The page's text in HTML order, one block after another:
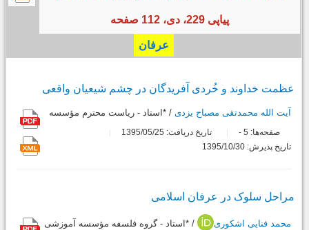
پیاپی 229، دی، 112 صفحه
عرفان
عظمت خداوند و خُردى آفریدگان در چشم شیعیان واقعى
آیت الله محمدتقی مصباح یزدی / *استاد - ریاست محترم مؤسسه
صفحه‌ها: 5
-
تاریخ دریافت: 1395/05/25
تاریخ پذیرش: 1395/10/30
مراحل سلوک در عرفان اسلامى
محمد فنایی اشکوری
/ *استاد - گروه فلسفه مؤسسه آموزشی